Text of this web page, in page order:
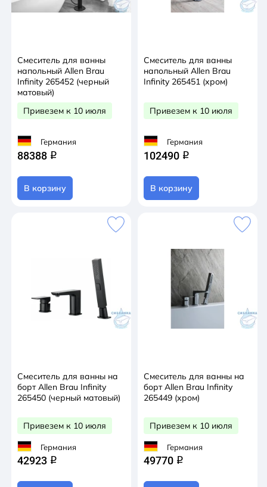
Смеситель для ванны
напольный Allen Brau
Infinity 265452 (черный
матовый)
Привезем к 10 июля
Германия
88388 q
В корзину
Смеситель для ванны
напольный Allen Brau
Infinity 265451 (хром)
Привезем к 10 июля
Германия
102490 q
В корзину
Смеситель для ванны на
борт Allen Brau Infinity
265450 (черный матовый)
Привезем к 10 июля
Германия
42923 q
Смеситель для ванны на
борт Allen Brau Infinity
265449 (хром)
Привезем к 10 июля
Германия
49770 q